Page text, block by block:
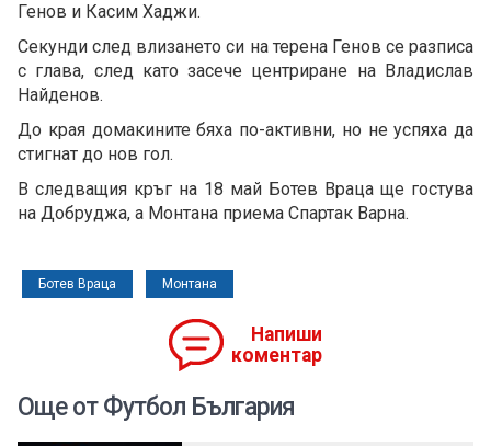
Генов и Касим Хаджи.
Секунди след влизането си на терена Генов се разписа
с глава, след като засече центриране на Владислав
Найденов.
До края домакините бяха по-активни, но не успяха да
стигнат до нов гол.
В следващия кръг на 18 май Ботев Враца ще гостува
на Добруджа, а Монтана приема Спартак Варна.
Ботев Враца Монтана
Напиши
коментар
Още от Футбол България